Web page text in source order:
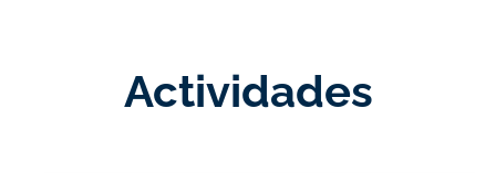
Actividades